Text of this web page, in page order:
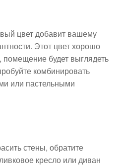
цвет добавит вашему
Этот цвет хорошо
помещение будет выглядеть
комбинировать
или пастельными
стены, обратите
кресло или диван